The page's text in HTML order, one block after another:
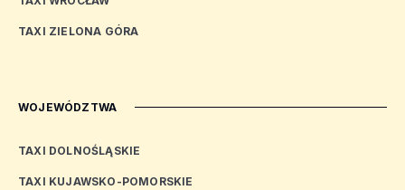
TAXI ZIELONA GÓRA
WOJEWÓDZTWA
TAXI DOLNOŚLĄSKIE
TAXI KUJAWSKO-POMORSKIE